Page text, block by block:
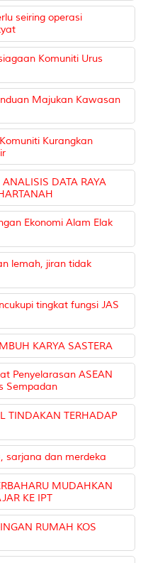
seiring operasi
Komuniti Urus
Majukan Kawasan
Kurangkan
DATA RAYA
Ekonomi Alam Elak
lemah, jiran tidak
tingkat fungsi JAS
KARYA SASTERA
Penyelarasan ASEAN
Sempadan
TINDAKAN TERHADAP
sarjana dan merdeka
MUDAHKAN
KE IPT
RUMAH KOS